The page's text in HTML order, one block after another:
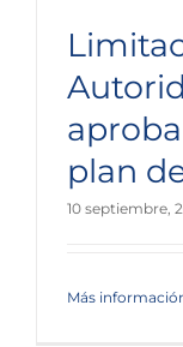
plan
10 septiembre,
Más